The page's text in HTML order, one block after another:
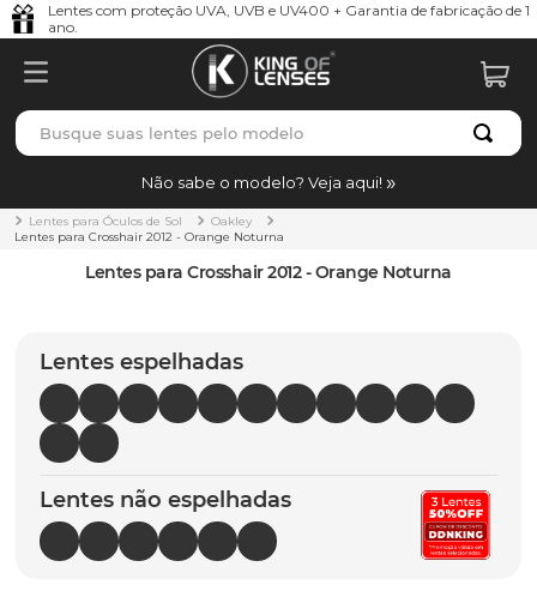
Lentes com proteção UVA, UVB e UV400 + Garantia de fabricação de 1
ano.
Busque suas lentes pelo modelo
Não sabe o modelo? Veja aqui!
Lentes para Óculos de Sol
Oakley
Lentes para Crosshair 2012 - Orange Noturna
Lentes para Crosshair 2012 - Orange Noturna
Lentes espelhadas
Lentes não espelhadas
TERMOS MAIS BUSCADOS
1º borrachas
holbrook
5º chaves
6º t-shock
7º latch
8º gasket
9º parafusos